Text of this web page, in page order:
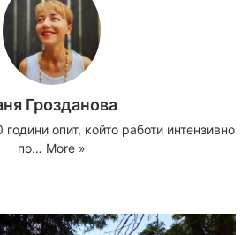
Грозданова
опит, който работи интензивно
по… More »